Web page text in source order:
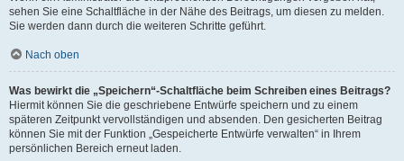
sehen Sie eine Schaltfläche in der Nähe des Beitrags, um diesen zu melden.
Sie werden dann durch die weiteren Schritte geführt.
Nach oben
Was bewirkt die „Speichern“-Schaltfläche beim Schreiben eines Beitrags?
Hiermit können Sie die geschriebene Entwürfe speichern und zu einem
späteren Zeitpunkt vervollständigen und absenden. Den gesicherten Beitrag
können Sie mit der Funktion „Gespeicherte Entwürfe verwalten“ in Ihrem
persönlichen Bereich erneut laden.